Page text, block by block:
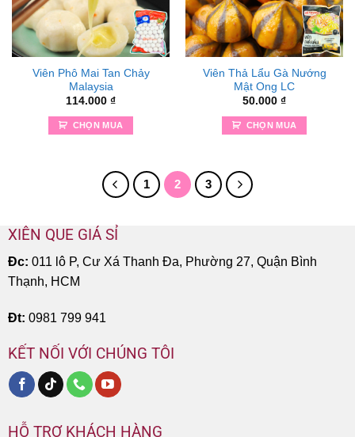
Viên Phô Mai Tan Chảy
Malaysia
114.000 ₫
CHỌN MUA
Viên Thả Lẩu Gà Nướng
Mật Ong LC
50.000 ₫
CHỌN MUA
1 2 3
XIÊN QUE GIÁ SỈ
Đc: 011 lô P, Cư Xá Thanh Đa, Phường 27, Quận Bình
Thạnh, HCM
Đt: 0981 799 941
KẾT NỐI VỚI CHÚNG TÔI
HỖ TRỢ KHÁCH HÀNG